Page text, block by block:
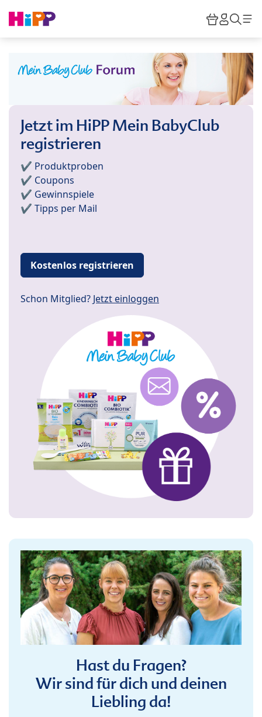
HiPP
Jetzt im HiPP Mein BabyClub
registrieren
✔️ Produktproben
✔️ Coupons
✔️ Gewinnspiele
✔️ Tipps per Mail
Kostenlos registrieren
Schon Mitglied? Jetzt einloggen
Hast du Fragen?
Wir sind für dich und deinen
Liebling da!